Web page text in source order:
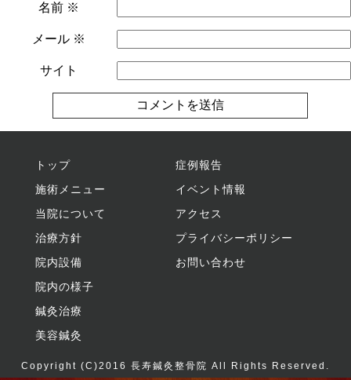
名前 ※
メール ※
サイト
トップ
施術メニュー
当院について
治療方針
院内設備
院内の様子
鍼灸治療
美容鍼灸
症例報告
イベント情報
アクセス
プライバシーポリシー
お問い合わせ
Copyright (C)2016 長寿鍼灸整骨院 All Rights Reserved.